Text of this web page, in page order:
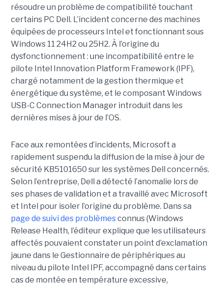
résoudre un problème de compatibilité touchant
certains PC Dell. L’incident concerne des machines
équipées de processeurs Intel et fonctionnant sous
Windows 11 24H2 ou 25H2. À l’origine du
dysfonctionnement : une incompatibilité entre le
pilote Intel Innovation Platform Framework (IPF),
chargé notamment de la gestion thermique et
énergétique du système, et le composant Windows
USB-C Connection Manager introduit dans les
dernières mises à jour de l’OS.
Face aux remontées d’incidents, Microsoft a
rapidement suspendu la diffusion de la mise à jour de
sécurité KB5101650 sur les systèmes Dell concernés.
Selon l’entreprise, Dell a détecté l’anomalie lors de
ses phases de validation et a travaillé avec Microsoft
et Intel pour isoler l’origine du problème. Dans sa
page de suivi des problèmesconnus (Windows
Release Health, l’éditeur explique que les utilisateurs
affectés pouvaient constater un point d’exclamation
jaune dans le Gestionnaire de périphériques au
niveau du pilote Intel IPF, accompagné dans certains
cas de montée en température excessive,